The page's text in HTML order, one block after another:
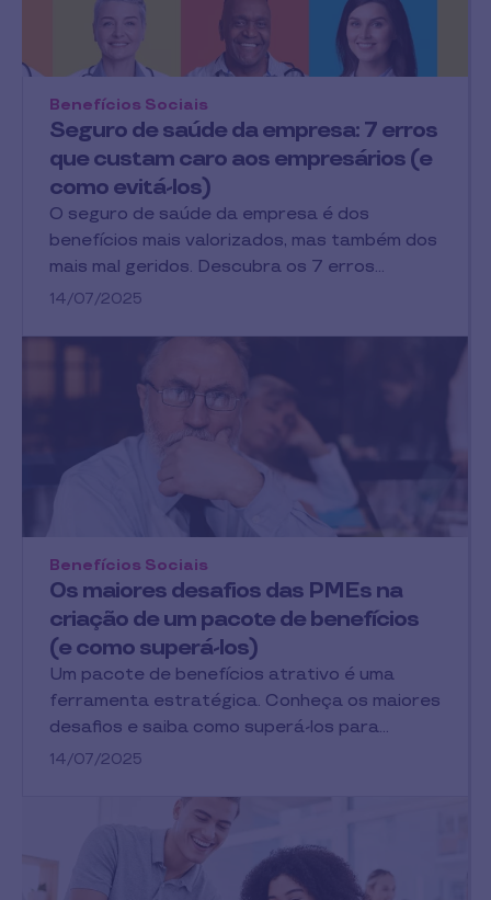
Seguro de saúde da empresa: 7 erros
que custam caro aos empresários (e
como evitá-los)
Benefícios Sociais
O seguro de saúde da empresa é dos
benefícios mais valorizados, mas também dos
mais mal geridos. Descubra os 7 erros…
14/07/2025
Os maiores desafios das PMEs na
criação de um pacote de benefícios
(e como superá-los)
Benefícios Sociais
Um pacote de benefícios atrativo é uma
ferramenta estratégica. Conheça os maiores
desafios e saiba como superá-los para…
14/07/2025